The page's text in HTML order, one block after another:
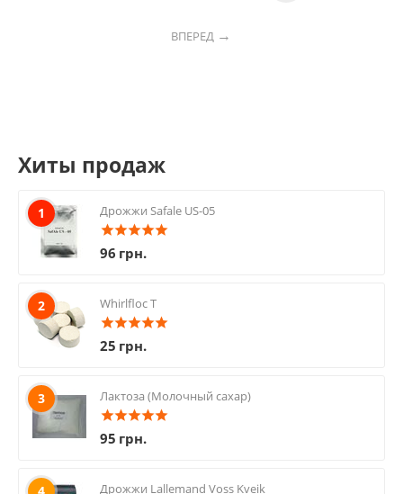
ВПЕРЕД
Хиты продаж
1 Дрожжи Safale US-05
96 грн.
2 Whirlfloc T
25 грн.
3 Лактоза (Молочный сахар)
95 грн.
Дрожжи Lallemand Voss Kveik